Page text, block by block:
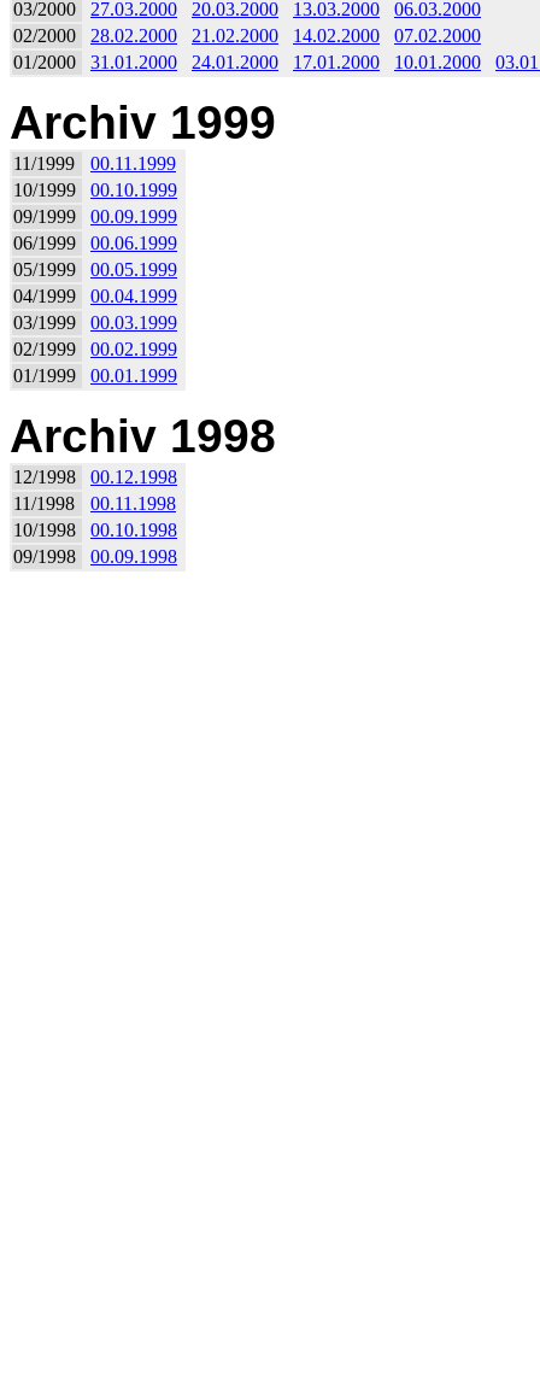
03/2000 27.03.2000 20.03.2000 13.03.2000
06.03.2000
02/2000
28.02.2000 21.02.2000 14.02.2000
07.02.2000
01/2000
31.01.2000 24.01.2000 17.01.2000 10.01.2000
Archiv 1999
11/1999
00.11.1999
10/1999
00.10.1999
09/1999
00.09.1999
06/1999
00.06.1999
05/1999
00.05.1999
04/1999
00.04.1999
03/1999
00.03.1999
02/1999
00.02.1999
01/1999
00.01.1999
Archiv 1998
12/1998
00.12.1998
11/1998
00.11.1998
10/1998
00.10.1998
09/1998
00.09.1998